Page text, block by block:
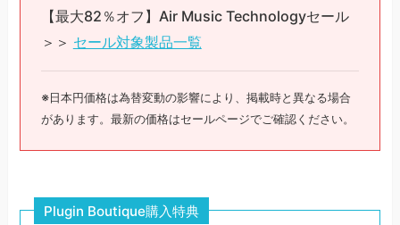
【最大82％オフ】Air Music Technologyセール
＞＞ セール対象製品一覧
※日本円価格は為替変動の影響により、掲載時と異なる場合
があります。最新の価格はセールページでご確認ください。
Plugin Boutique購入特典